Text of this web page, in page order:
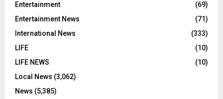
Entertainment
(69)
Entertainment News
(71)
International News
(333)
LIFE
(10)
LIFE NEWS
(10)
Local News (3,062)
News (5,385)